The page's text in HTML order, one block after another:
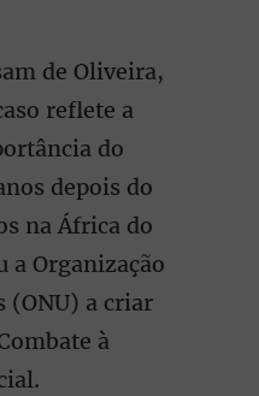
de Oliveira,
reflete a
do
depois do
na África do
a Organização
(ONU) a criar
à